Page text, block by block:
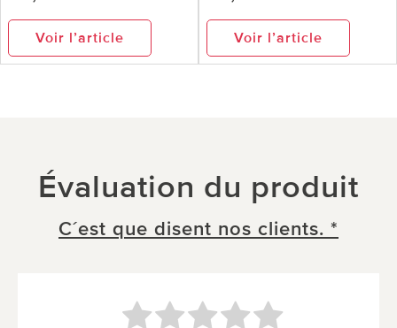
Voir l’article Voir l’article
Évaluation du produit
C´est que disent nos clients. *